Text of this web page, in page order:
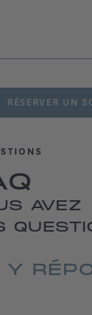
RÉSERVER UN
AVEZ
Y